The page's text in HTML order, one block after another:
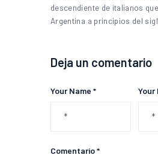
descendiente de italianos
Argentina a principios del
Deja un comentario
Your Name * Your
Comentario *